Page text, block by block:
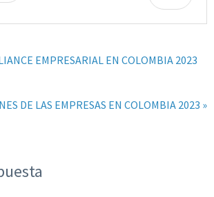
EMPRESARIAL EN COLOMBIA 2023
DE LAS EMPRESAS EN COLOMBIA 2023 »